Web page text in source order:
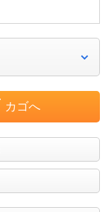
カゴへ